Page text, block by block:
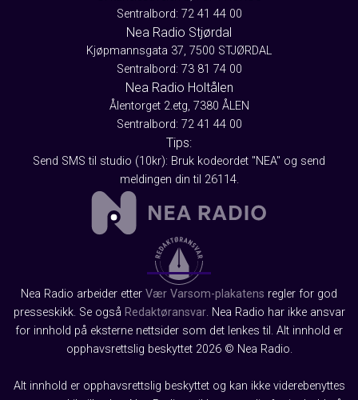
Sentralbord: 72 41 44 00
Nea Radio Stjørdal
Kjøpmannsgata 37, 7500 STJØRDAL
Sentralbord: 73 81 74 00
Nea Radio Holtålen
Ålentorget 2.etg, 7380 ÅLEN
Sentralbord: 72 41 44 00
Tips:
Send SMS til studio (10kr): Bruk kodeordet "NEA" og send
meldingen din til 26114.
Nea Radio arbeider etter Vær Varsom-plakatens regler for god
presseskikk. Se også Redaktøransvar. Nea Radio har ikke ansvar
for innhold på eksterne nettsider som det lenkes til. Alt innhold er
opphavsrettslig beskyttet 2026 © Nea Radio.
Alt innhold er opphavsrettslig beskyttet og kan ikke viderebenyttes